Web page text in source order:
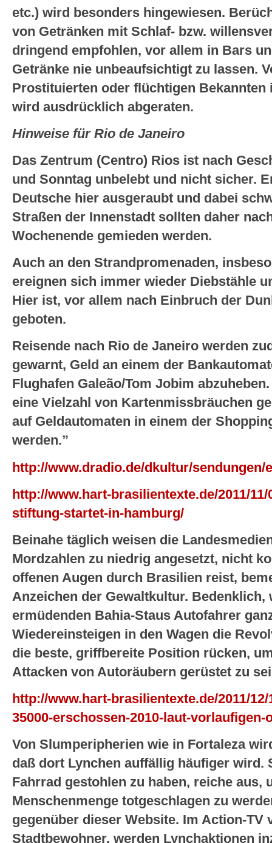
etc.) wird besonders hingewiesen.
von Getränken mit Schlaf- bzw.
dringend empfohlen, vor allem in Bars
Getränke nie unbeaufsichtigt zu lassen.
Prostituierten oder flüchtigen Bekannten
wird ausdrücklich abgeraten.
Hinweise für Rio de Janeiro
Das Zentrum (Centro) Rios ist nach
und Sonntag unbelebt und nicht sicher.
Deutsche hier ausgeraubt und dabei
Straßen der Innenstadt sollten daher
Wochenende gemieden werden.
Auch an den Strandpromenaden,
ereignen sich immer wieder Diebstähle
Hier ist, vor allem nach Einbruch der
geboten.
Reisende nach Rio de Janeiro werden
gewarnt, Geld an einem der
Flughafen Galeão/Tom Jobim
eine Vielzahl von Kartenmissbräuchen
auf Geldautomaten in einem der
werden.”
http://www.dradio.de/dkultur/sendungen/
http://www.hart-brasilientexte.de/2011/
stiftung-startet-in-hamburg/
Beinahe täglich weisen die
Mordzahlen zu niedrig angesetzt, nicht
offenen Augen durch Brasilien reist,
Anzeichen der Gewaltkultur. Bedenklich,
ermüdenden Bahia-Staus Autofahrer
Wiedereinsteigen in den Wagen die
die beste, griffbereite Position rücken,
Attacken von Autoräubern gerüstet zu
http://www.hart-brasilientexte.de/2011/
35000-erschossen-2010-laut-vorlaufigen-
Von Slumperipherien wie in Fortaleza
daß dort Lynchen auffällig häufiger wird.
Fahrrad gestohlen zu haben, reiche aus,
Menschenmenge totgeschlagen zu
gegenüber dieser Website. Im Action-TV
Stadtbewohner, werden Lynchaktionen